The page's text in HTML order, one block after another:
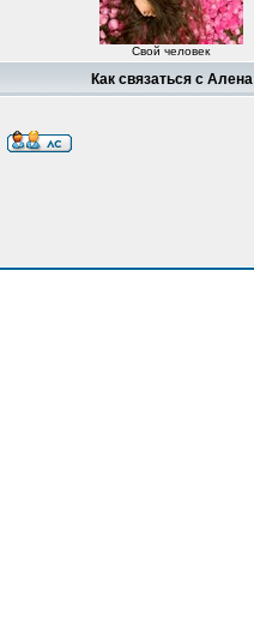
Свой человек
Как связаться с Алена